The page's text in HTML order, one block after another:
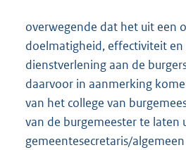
overwegende dat het uit een
doelmatigheid, effectiviteit en
dienstverlening aan de
daarvoor in aanmerking
van het college van
van de burgemeester te laten
gemeentesecretaris/